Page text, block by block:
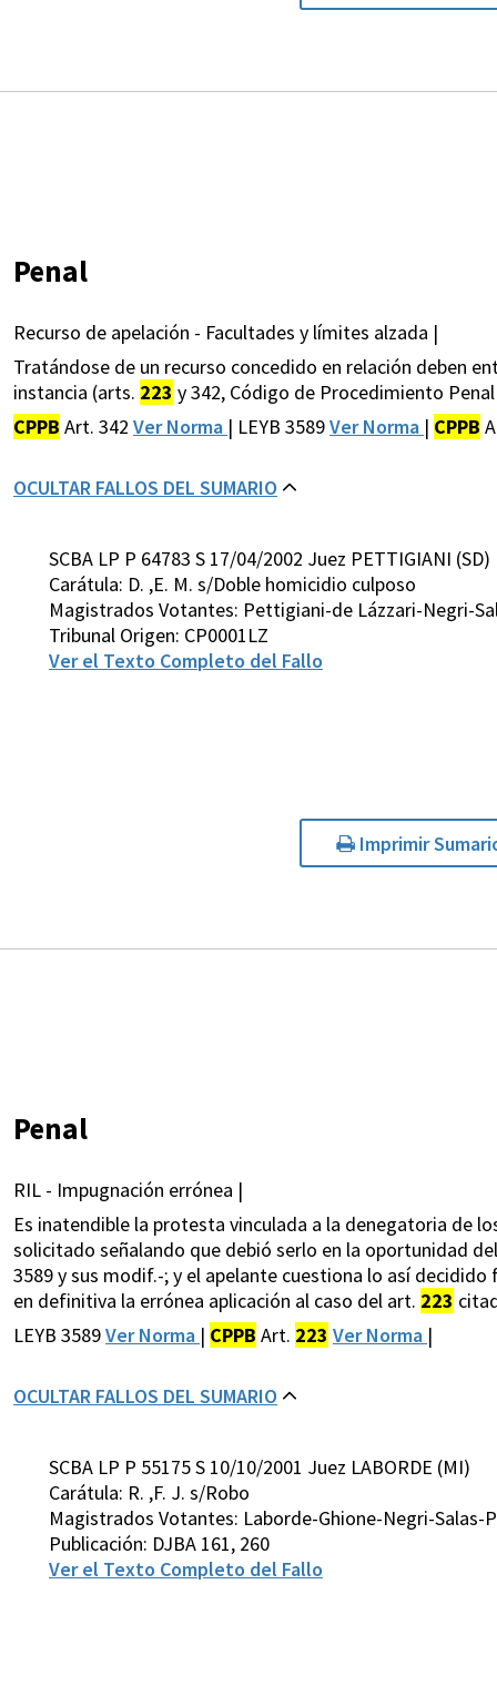
Penal
Recurso de apelación - Facultades y límites alzada |
Tratándose de un recurso concedido en relación deben
instancia (arts. 223 y 342, Código de Procedimiento
CPPB Art. 342 Ver Norma | LEYB 3589Ver Norma | CPPB
OCULTAR FALLOS DEL SUMARIO
SCBA LP P 64783 S 17/04/2002 Juez PETTIGIANI (SD)
Carátula: D. ,E. M. s/Doble homicidio culposo
Magistrados Votantes: Pettigiani-de Lázzari-Negri-
Tribunal Origen: CP0001LZ
Ver el Texto Completo del Fallo
Imprimir
Penal
RIL - Impugnación errónea |
Es inatendible la protesta vinculada a la denegatoria de
solicitado señalando que debió serlo en la oportunidad
3589 y sus modif.-; y el apelante cuestiona lo así
en definitiva la errónea aplicación al caso del art. 223
LEYB 3589Ver Norma | CPPB Art. 223 Ver Norma |
OCULTAR FALLOS DEL SUMARIO
SCBA LP P 55175 S 10/10/2001 Juez LABORDE (MI)
Carátula: R. ,F. J. s/Robo
Magistrados Votantes: Laborde-Ghione-Negri-Salas-
Publicación: DJBA 161, 260
Ver el Texto Completo del Fallo